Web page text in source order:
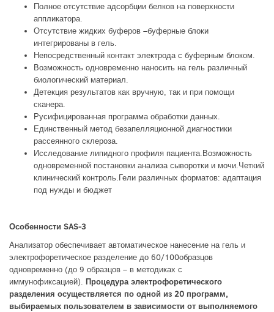
Полное отсутствие адсорбции белков на поверхности
аппликатора.
Отсутствие жидких буферов –буферные блоки
интегрированы в гель.
Непосредственный контакт электрода с буферным блоком.
Возможность одновременно наносить на гель различный
биологический материал.
Детекция результатов как вручную, так и при помощи
сканера.
Русифицированная программа обработки данных.
Единственный метод безапелляционной диагностики
рассеянного склероза.
Исследование липидного профиля пациента.Возможность
одновременной постановки анализа сыворотки и мочи.Четкий
клинический контроль.Гели различных форматов: адаптация
под нужды и бюджет
Особенности SAS-3
Анализатор обеспечивает автоматическое нанесение на гель и
электрофоретическое разделение до 60/100образцов
одновременно (до 9 образцов – в методиках с
иммунофиксацией). Процедура электрофоретического
разделения осуществляется по одной из 20 программ,
выбираемых пользователем в зависимости от выполняемого